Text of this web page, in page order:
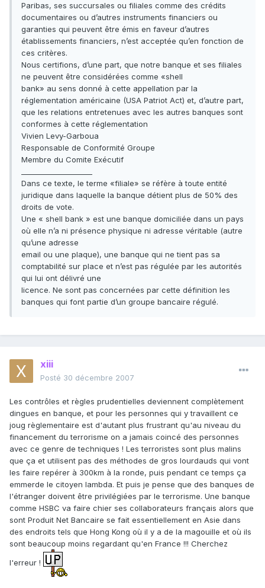
Paribas, ses succursales ou filiales comme des crédits
documentaires ou d’autres instruments financiers ou
garanties qui peuvent être émis en faveur d’autres
établissements financiers, n’est acceptée qu’en fonction de
ces critères.
Nous certifions, d’une part, que notre banque et ses filiales
ne peuvent être considérées comme «shell
bank» au sens donné à cette appellation par la
réglementation américaine (USA Patriot Act) et, d’autre part,
que les relations entretenues avec les autres banques sont
conformes à cette réglementation
Vivien Levy-Garboua
Responsable de Conformité Groupe
Membre du Comite Exécutif
Dans ce texte, le terme «filiale» se réfère à toute entité
juridique dans laquelle la banque détient plus de 50% des
droits de vote.
Une « shell bank » est une banque domiciliée dans un pays
où elle n’a ni présence physique ni adresse véritable (autre
qu’une adresse
email ou une plaque), une banque qui ne tient pas sa
comptabilité sur place et n’est pas régulée par les autorités
qui lui ont délivré une
licence. Ne sont pas concernées par cette définition les
banques qui font partie d’un groupe bancaire régulé.
xiii
Posté 30 décembre 2007
Les contrôles et règles prudentielles deviennent complètement
dingues en banque, et pour les personnes qui y travaillent ce
joug règlementaire est d'autant plus frustrant qu'au niveau du
financement du terrorisme on a jamais coincé des personnes
avec ce genre de techniques ! Les terroristes sont plus malins
que ça et utilisent pas des méthodes de gros lourdauds qui vont
les faire repérer à 300km à la ronde, puis pendant ce temps ça
emmerde le citoyen lambda. Et puis je pense que des banques de
l'étranger doivent être privilégiées par le terrorisme. Une banque
comme HSBC va faire chier ses collaborateurs français alors que
sont Produit Net Bancaire se fait essentiellement en Asie dans
des endroits tels que Hong Kong où il y a de la magouille et où ils
sont beaucoup moins regardant qu'en France !!! Cherchez
l'erreur !